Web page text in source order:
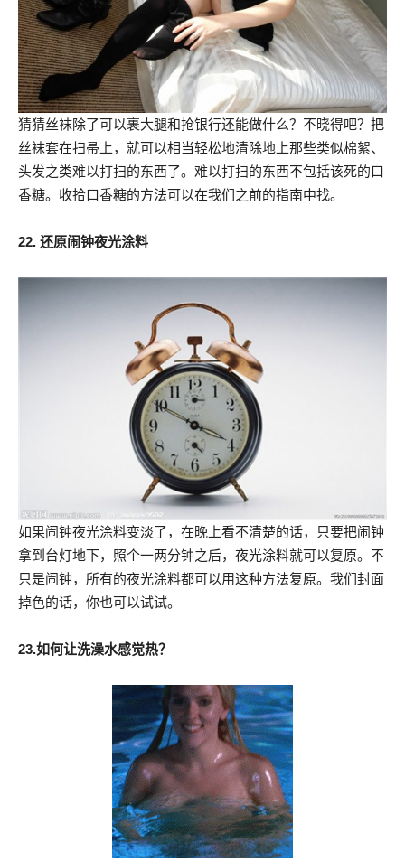
猜猜丝袜除了可以裹大腿和抢银行还能做什么？不晓得吧？把
丝袜套在扫帚上，就可以相当轻松地清除地上那些类似棉絮、
头发之类难以打扫的东西了。难以打扫的东西不包括该死的口
香糖。收拾口香糖的方法可以在我们之前的指南中找。
22. 还原闹钟夜光涂料
如果闹钟夜光涂料变淡了，在晚上看不清楚的话，只要把闹钟
拿到台灯地下，照个一两分钟之后，夜光涂料就可以复原。不
只是闹钟，所有的夜光涂料都可以用这种方法复原。我们封面
掉色的话，你也可以试试。
23.如何让洗澡水感觉热？